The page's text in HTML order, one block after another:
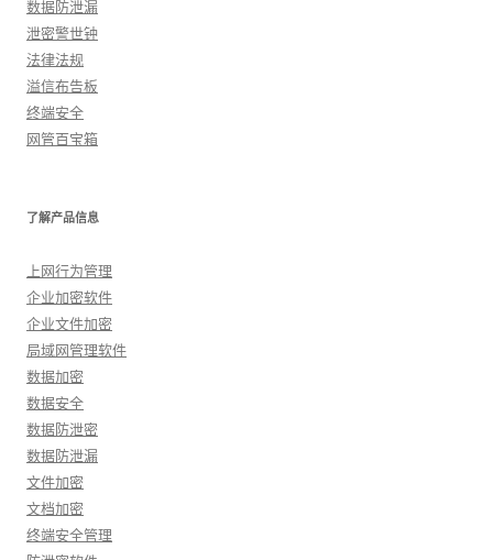
数据防泄漏
泄密警世钟
法律法规
溢信布告板
终端安全
网管百宝箱
了解产品信息
上网行为管理
企业加密软件
企业文件加密
局域网管理软件
数据加密
数据安全
数据防泄密
数据防泄漏
文件加密
文档加密
终端安全管理